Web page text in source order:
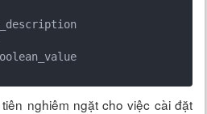
nghiêm ngặt cho việc cài đặt